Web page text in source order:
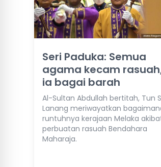
Seri Paduka: Semua
agama kecam
ia bagai barah
Al-Sultan Abdullah bertitah, Tun
Lanang meriwayatkan
runtuhnya kerajaan Melaka
perbuatan rasuah Bendahara
Maharaja.